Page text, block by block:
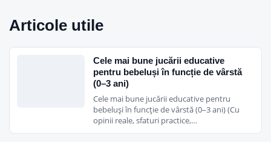
Articole utile
Cele mai bune jucării educative
pentru bebeluși în funcție de vârstă
(0–3 ani)
Cele mai bune jucării educative pentru
bebeluși în funcție de vârstă (0–3 ani) (Cu
opinii reale, sfaturi practice,…